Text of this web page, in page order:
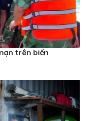
trên biển